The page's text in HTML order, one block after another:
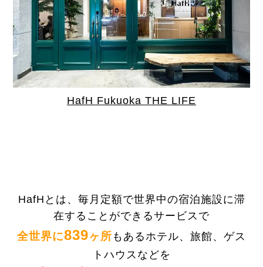
HafH Fukuoka THE LIFE
HafHとは、毎月定額で世界中の宿泊施設に滞
在することができるサービスで
全世界に839ヶ所 もあるホテル、旅館、ゲス
トハウスなどを